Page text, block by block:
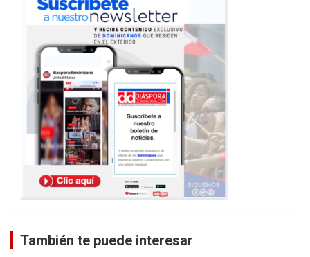
También te puede interesar